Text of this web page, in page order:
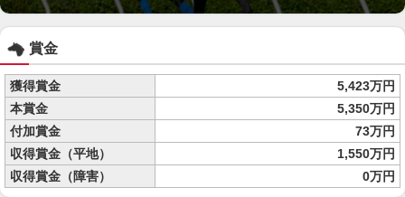
賞金
獲得賞金
5,423万円
本賞金
5,350万円
付加賞金
73万円
収得賞金（平地）
1,550万円
収得賞金（障害）
0万円